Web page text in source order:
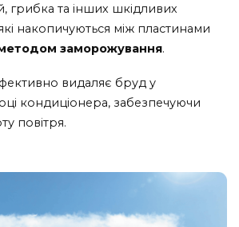
грибка та інших шкідливих
накопичуються між пластинами
заморожування.
видаляє бруд у
кондиціонера, забезпечуючи
повітря.